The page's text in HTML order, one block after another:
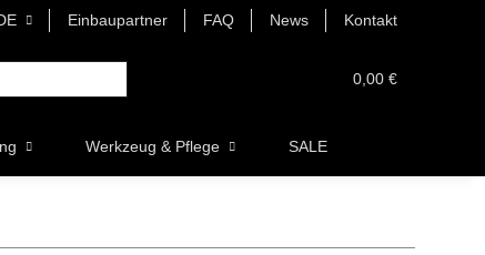
Einbaupartner FAQ News Kontakt
0,00 €
Werkzeug & Pflege SALE